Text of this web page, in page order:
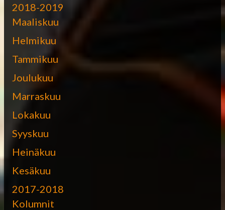
2018-2019
Maaliskuu
Helmikuu
Tammikuu
Joulukuu
Marraskuu
Lokakuu
Syyskuu
Heinäkuu
Kesäkuu
2017-2018
Kolumnit